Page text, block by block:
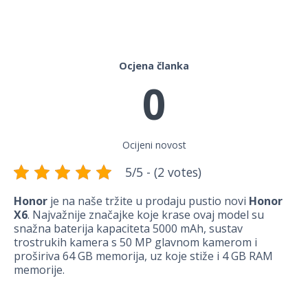
Ocjena članka
0
Ocijeni novost
5/5 - (2 votes)
Honor je na naše tržite u prodaju pustio novi Honor
X6. Najvažnije značajke koje krase ovaj model su
snažna baterija kapaciteta 5000 mAh, sustav
trostrukih kamera s 50 MP glavnom kamerom i
proširiva 64 GB memorija, uz koje stiže i 4 GB RAM
memorije.